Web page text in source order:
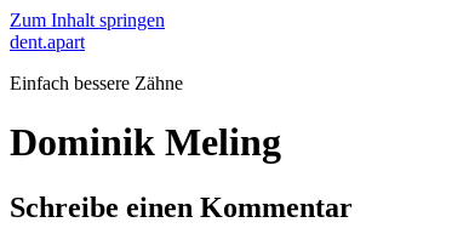
Zum Inhalt springen
dent.apart
Einfach bessere Zähne
Dominik Meling
Schreibe einen Kommentar